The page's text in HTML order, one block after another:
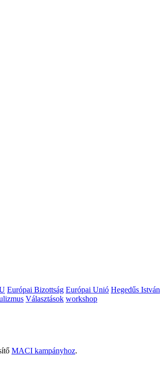
Európai Bizottság Európai Unió Hegedűs István
Választások workshop
MACI kampányhoz.